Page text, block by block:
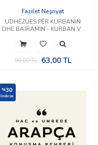
Fazilet Neşriyat
UDHËZUES PËR KURBANIN
DHE BAJRAMIN - KURBAN VE
90,00TL 63,00 TL
%30
İndirim